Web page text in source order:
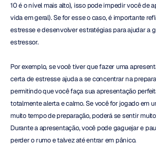
10 é o nível mais alto), isso pode impedir você de
vida em geral). Se for esse o caso, é importante
estresse e desenvolver estratégias para ajudar a
estressor.
Por exemplo, se você tiver que fazer uma
certa de estresse ajuda a se concentrar na
permitindo que você faça sua apresentação
totalmente alerta e calmo. Se você for jogado em
muito tempo de preparação, poderá se sentir
Durante a apresentação, você pode gaguejar e
perder o rumo e talvez até entrar em pânico.